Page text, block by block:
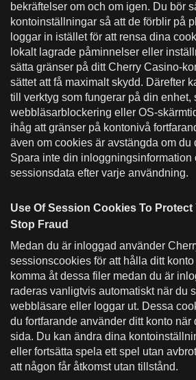
bekräftelser om och om igen. Du bör
kontoinställningar så att de förblir på
loggar in istället för att rensa dina
lokalt lagrade påminnelser eller
sätta gränser på ditt Cherry Casino-
sättet att få maximalt skydd. Därefter
till verktyg som fungerar på din enhet,
webbläsarblockering eller OS-
ihåg att gränser på kontonivå
även om cookies är avstängda om du
Spara inte din inloggningsinformation
sessionsdata efter varje användning.
Use Of Session Cookies To
Stop Fraud
Medan du är inloggad använder
sessionscookies för att hålla ditt
komma åt dessa filer medan du är
raderas vanligtvis automatiskt när du
webbläsare eller loggar ut. Dessa
du fortfarande använder ditt konto när
sida. Du kan ändra dina
eller fortsätta spela ett spel utan
att någon får åtkomst utan tillstånd.